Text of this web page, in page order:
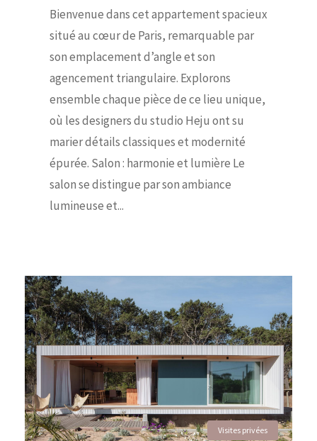
Bienvenue dans cet appartement spacieux
situé au cœur de Paris, remarquable par
son emplacement d’angle et son
agencement triangulaire. Explorons
ensemble chaque pièce de ce lieu unique,
où les designers du studio Heju ont su
marier détails classiques et modernité
épurée. Salon : harmonie et lumière Le
salon se distingue par son ambiance
lumineuse et...
Visites privées